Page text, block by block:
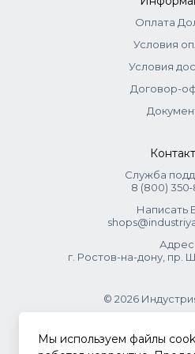
Оплата
Условия
Условия
Договор-
Служба
8 (800)
Написать
Адрес
г. Ростов-на-дону, пр.
© 2026
.
Мы используем файлы